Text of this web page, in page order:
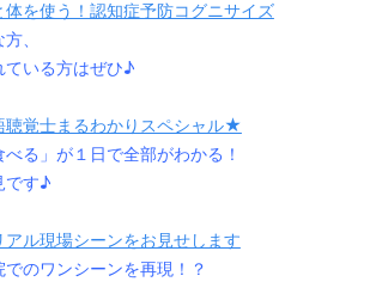
体を使う！認知症予防コグニサイズ
、
ている方はぜひ♪
聴覚士まるわかりスペシャル★
る」が１日で全部がわかる！
です♪
アル現場シーンをお見せします
のワンシーンを再現！？